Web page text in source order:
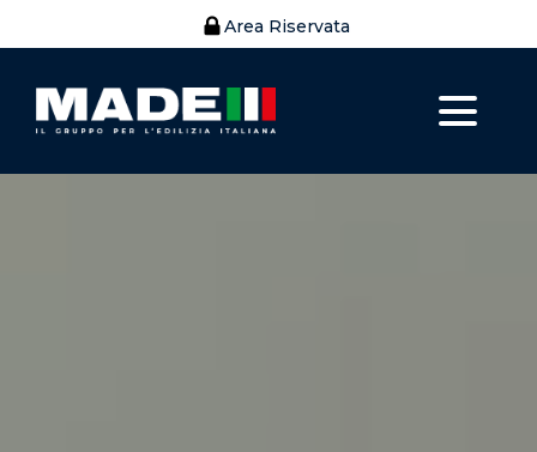
Area Riservata